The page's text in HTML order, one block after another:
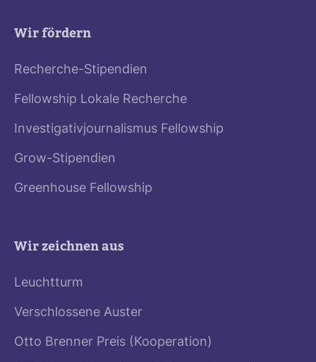
Wir fördern
Recherche-Stipendien
Fellowship Lokale Recherche
Investigativjournalismus Fellowship
Grow-Stipendien
Greenhouse Fellowship
Wir zeichnen aus
Leuchtturm
Verschlossene Auster
Otto Brenner Preis (Kooperation)